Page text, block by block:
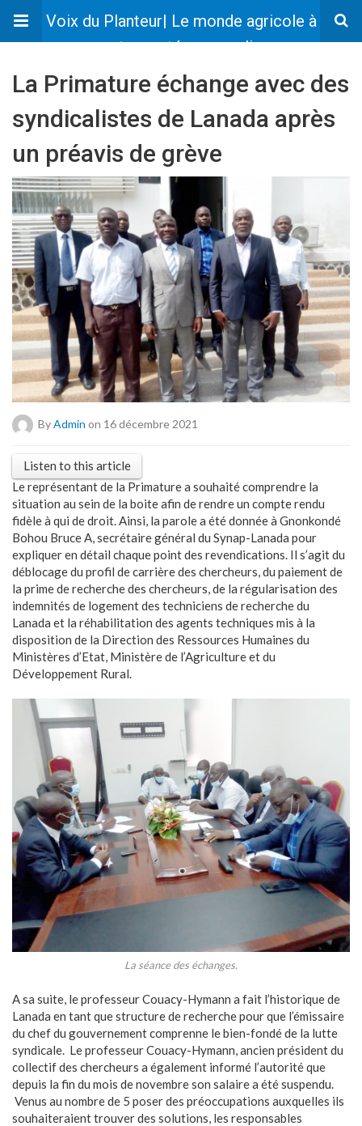
Voix du Planteur| Le monde agricole à
votre portée en un clic
La Primature échange avec des
syndicalistes de Lanada après
un préavis de grève
By Admin on 16 décembre 2021
Listen to this article
Le représentant de la Primature a souhaité comprendre la
situation au sein de la boite afin de rendre un compte rendu
fidèle à qui de droit. Ainsi, la parole a été donnée à Gnonkondé
Bohou Bruce A, secrétaire général du Synap-Lanada pour
expliquer en détail chaque point des revendications. Il s’agit du
déblocage du profil de carrière des chercheurs, du paiement de
la prime de recherche des chercheurs, de la régularisation des
indemnités de logement des techniciens de recherche du
Lanada et la réhabilitation des agents techniques mis à la
disposition de la Direction des Ressources Humaines du
Ministères d’Etat, Ministère de l’Agriculture et du
Développement Rural.
La séance des échanges.
A sa suite, le professeur Couacy-Hymann a fait l’historique de
Lanada en tant que structure de recherche pour que l’émissaire
du chef du gouvernement comprenne le bien-fondé de la lutte
syndicale. Le professeur Couacy-Hymann, ancien président du
collectif des chercheurs a également informé l’autorité que
depuis la fin du mois de novembre son salaire a été suspendu.
Venus au nombre de 5 poser des préoccupations auxquelles ils
souhaiteraient trouver des solutions, les responsables